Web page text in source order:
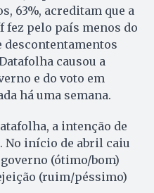
63%, acreditam que a
fez pelo país menos do
descontentamentos
causou a
e do voto em
há uma semana.
a intenção de
No início de abril caiu
(ótimo/bom)
(ruim/péssimo)